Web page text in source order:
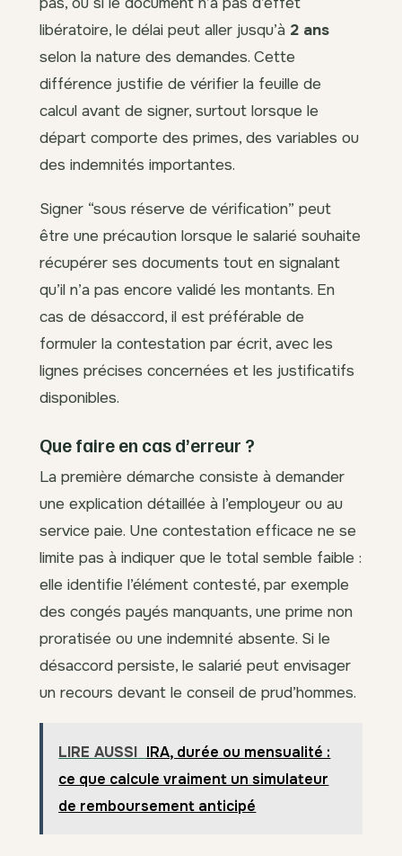
libératoire, le délai peut aller jusqu’à 2 ans
selon la nature des demandes. Cette
différence justifie de vérifier la feuille de
calcul avant de signer, surtout lorsque le
départ comporte des primes, des variables ou
des indemnités importantes.
Signer “sous réserve de vérification” peut
être une précaution lorsque le salarié souhaite
récupérer ses documents tout en signalant
qu’il n’a pas encore validé les montants. En
cas de désaccord, il est préférable de
formuler la contestation par écrit, avec les
lignes précises concernées et les justificatifs
disponibles.
Que faire en cas d’erreur ?
La première démarche consiste à demander
une explication détaillée à l’employeur ou au
service paie. Une contestation efficace ne se
limite pas à indiquer que le total semble faible :
elle identifie l’élément contesté, par exemple
des congés payés manquants, une prime non
proratisée ou une indemnité absente. Si le
désaccord persiste, le salarié peut envisager
un recours devant le conseil de prud’hommes.
LIRE AUSSI IRA, durée ou mensualité :
ce que calcule vraiment un simulateur
de remboursement anticipé